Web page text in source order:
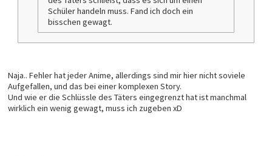
Schüler handeln muss. Fand ich doch ein
bisschen gewagt.
Naja.. Fehler hat jeder Anime, allerdings sind mir hier nicht soviele
Aufgefallen, und das bei einer komplexen Story.
Und wie er die Schlüssle des Täters eingegrenzt hat ist manchmal
wirklich ein wenig gewagt, muss ich zugeben xD